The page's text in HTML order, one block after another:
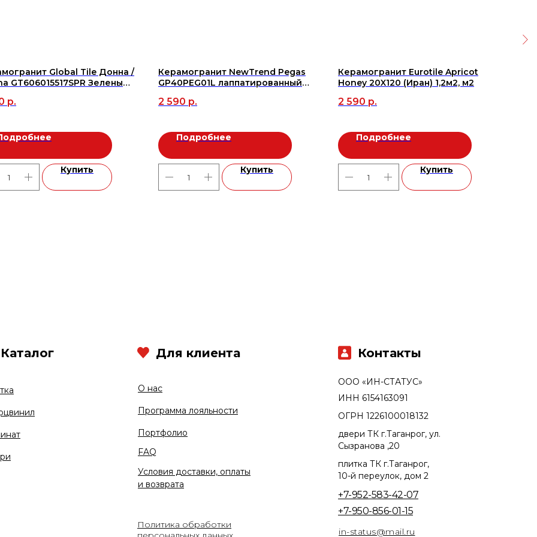
Global Tile Донна /
GT606015517SPR Зеленый
м2
р.
Купить
Керамогранит NewTrend Pegas
GP40PEG01L лаппатированный
2 590 р.
Подробнее
Купить
Керамогранит Eurotile Apricot
Honey 20X120 (Иран) 1,2м2, м2
2 590 р.
Подробнее
Купить
Политика обработки
+7-950-856-01-15
+7-952-583-42-07
О нас
Программа лояльности
Портфолио
ООО «ИН-СТАТУС»
плитка ТК г.Таганрог,
10-й переулок, дом 2
двери ТК г.Таганрог, ул.
Сызранова ,20
ОГРН 1226100018132
ИНН 6154163091
Условия доставки, оплаты
и возврата
FAQ
Каталог
in-status@mail.ru
Контакты
Для клиента